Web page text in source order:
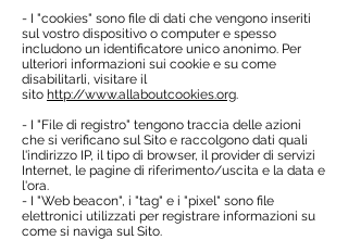
- I "cookies" sono file di dati che vengono inseriti
sul vostro dispositivo o computer e spesso
includono un identificatore unico anonimo. Per
ulteriori informazioni sui cookie e su come
disabilitarli, visitare il
sito http://www.allaboutcookies.org.
- I "File di registro" tengono traccia delle azioni
che si verificano sul Sito e raccolgono dati quali
l'indirizzo IP, il tipo di browser, il provider di servizi
Internet, le pagine di riferimento/uscita e la data e
l'ora.
- I "Web beacon", i "tag" e i "pixel" sono file
elettronici utilizzati per registrare informazioni su
come si naviga sul Sito.